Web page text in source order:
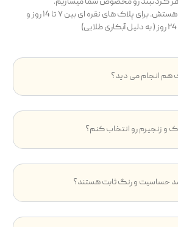
زمان ارسال برامون زمان بر هستش. برای پلاک های نقره ای بین ۷ تا ۱4 روز و
هم انجام می دید؟
و زنجیرم رو انتخاب کنم؟
حساسیت و رنگ ثابت هستند؟